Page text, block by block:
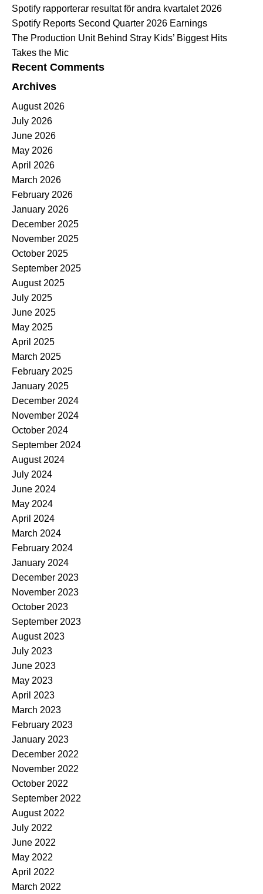
Spotify rapporterar resultat för andra kvartalet 2026
Spotify Reports Second Quarter 2026 Earnings
The Production Unit Behind Stray Kids’ Biggest Hits
Takes the Mic
Recent Comments
Archives
August 2026
July 2026
June 2026
May 2026
April 2026
March 2026
February 2026
January 2026
December 2025
November 2025
October 2025
September 2025
August 2025
July 2025
June 2025
May 2025
April 2025
March 2025
February 2025
January 2025
December 2024
November 2024
October 2024
September 2024
August 2024
July 2024
June 2024
May 2024
April 2024
March 2024
February 2024
January 2024
December 2023
November 2023
October 2023
September 2023
August 2023
July 2023
June 2023
May 2023
April 2023
March 2023
February 2023
January 2023
December 2022
November 2022
October 2022
September 2022
August 2022
July 2022
June 2022
May 2022
April 2022
March 2022